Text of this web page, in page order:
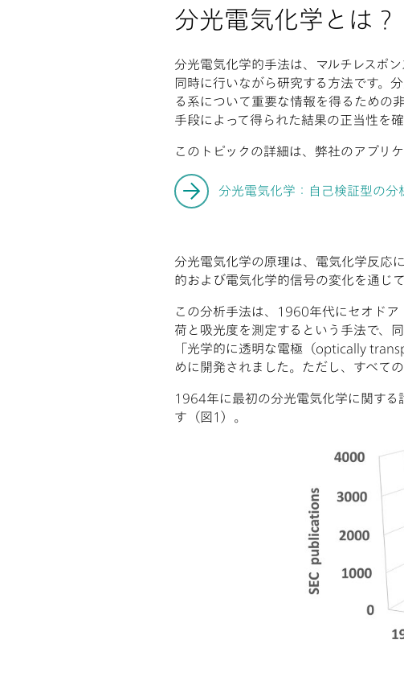
分光電気化学とは？
分光電気化学的手法は、マルチレスポ
同時に行いながら研究する方法です。
る系について重要な情報を得るための
手段によって得られた結果の正当性を確
このトピックの詳細は、弊社のアプリ
分光電気化学：自己検証型の
分光電気化学の原理は、電気化学反応
的および電気化学的信号の変化を通じ
この分析手法は、1960年代にセオドア
荷と吸光度を測定するという手法で、
「光学的に透明な電極（optically
めに開発されました。ただし、すべて
1964年に最初の分光電気化学に関する
す（図1）。